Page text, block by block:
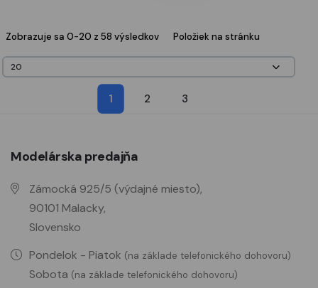
Zobrazuje sa 0-20 z 58 výsledkov Položiek na stránku
1 2 3
Modelárska predajňa
Zámocká 925/5 (výdajné miesto),
90101 Malacky,
Slovensko
Pondelok - Piatok (na základe telefonického dohovoru)
Sobota (na základe telefonického dohovoru)